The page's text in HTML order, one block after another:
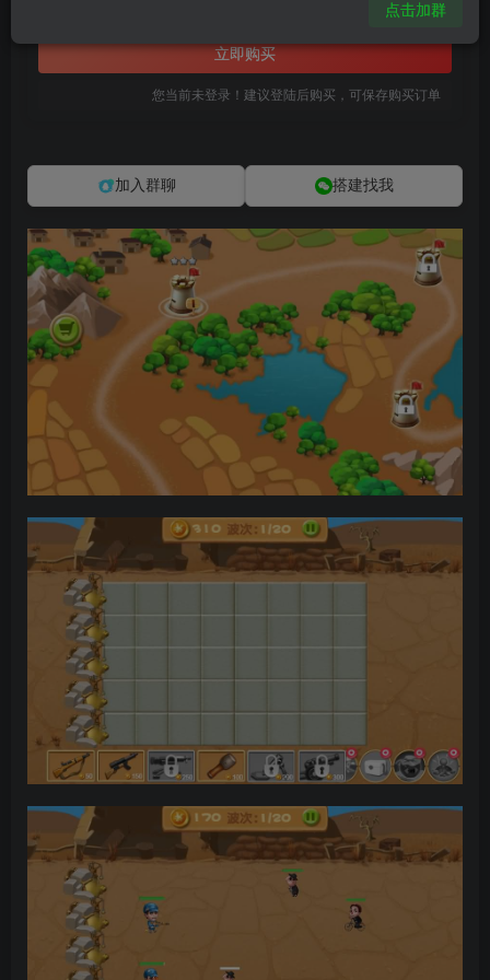
免费
立即购买
您当前未登录！建议登陆后购买，可保存购买订单
加入群聊 搭建找我
点击加群